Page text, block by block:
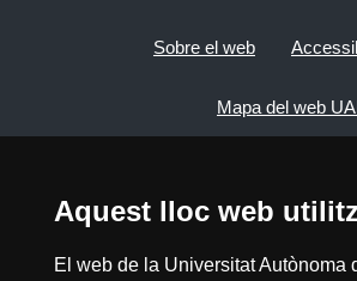
Aquest lloc web
El web de la Universitat Autònoma
Sobre el web
Mapa del web
Reconeixement - No Comercial
View low-bandwidth version